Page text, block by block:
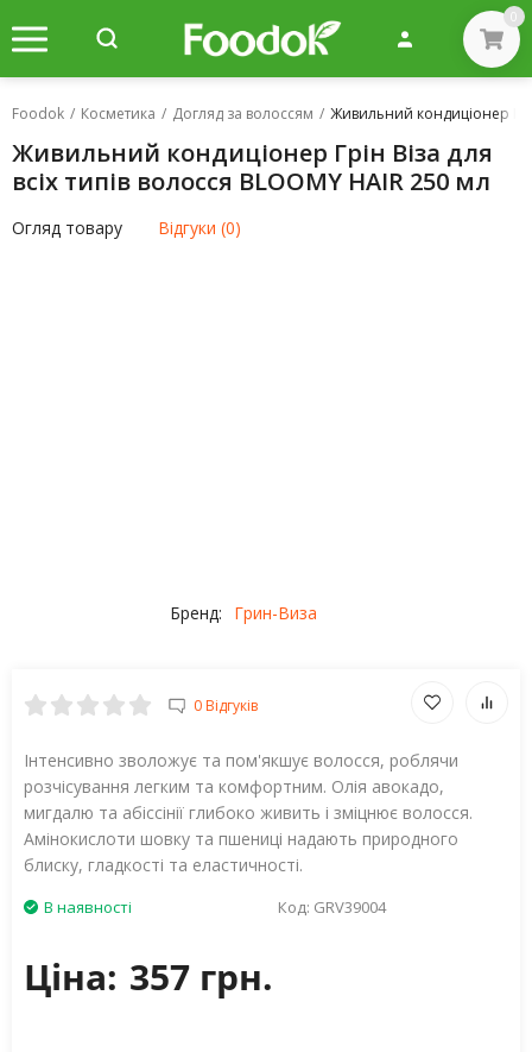
0
Foodok / Косметика / Догляд за волоссям / Живильний кондиціонер
Живильний кондиціонер Грін Віза для
всіх типів волосся BLOOMY HAIR 250 мл
Огляд товару Відгуки (0)
Бренд: Грин-Виза
0 Відгуків
Інтенсивно зволожує та пом'якшує волосся, роблячи
розчісування легким та комфортним. Олія авокадо,
мигдалю та абіссінії глибоко живить і зміцнює волосся.
Амінокислоти шовку та пшениці надають природного
блиску, гладкості та еластичності.
В наявності Код: GRV39004
Ціна: 357 грн.